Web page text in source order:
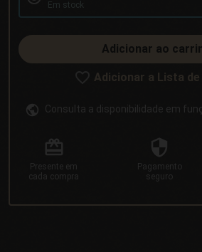
Em stock
Adicionar ao
Adicionar a Lista
Consulta a disponibilidade em
Presente em
cada compra
Pagamento
seguro